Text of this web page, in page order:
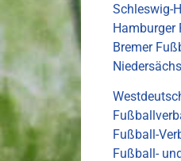
Schleswig-
Hamburger
Bremer
Fußball-
Fußball-